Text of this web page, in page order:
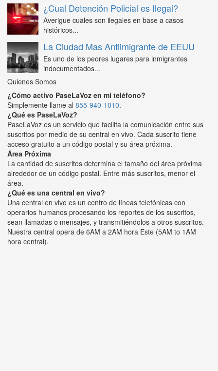
¿Cual Detención Policial es Ilegal?
Averigue cuales son ilegales en base a casos
históricos...
La Ciudad Mas Antiimigrante de EEUU
Es uno de los peores lugares para inmigrantes
indocumentados...
Quienes Somos
¿Cómo activo PaseLaVoz en mi teléfono?
Simplemente llame al 855-940-1010.
¿Qué es PaseLaVoz?
PaseLaVoz es un servicio que facilita la comunicación entre sus
suscritos por medio de su central en vivo. Cada suscrito tiene
acceso gratuito a un código postal y su área próxima.
Área Próxima
La cantidad de suscritos determina el tamaño del área próxima
alrededor de un código postal. Entre más suscritos, menor el
área.
¿Qué es una central en vivo?
Una central en vivo es un centro de líneas telefónicas con
operarios humanos procesando los reportes de los suscritos,
sean llamadas o mensajes, y transmitiéndolos a otros suscritos.
Nuestra central opera de 6AM a 2AM hora Este (5AM to 1AM
hora central).